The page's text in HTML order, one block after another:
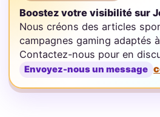
Boostez votre visibilité sur
Nous créons des articles
campagnes gaming adaptés
Contactez-nous pour en
Envoyez-nous un message